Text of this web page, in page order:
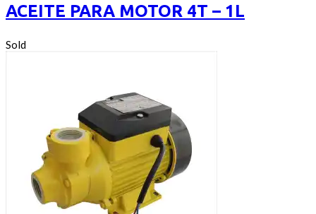
ACEITE PARA MOTOR 4T – 1L
Sold